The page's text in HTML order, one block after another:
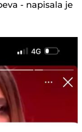
- napisala je